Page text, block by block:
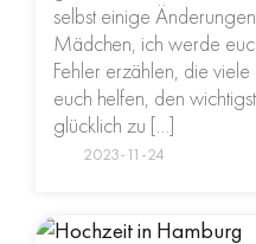
selbst einige
Mädchen, ich werde
Fehler erzählen, die
euch helfen, den
glücklich zu […]
2023-11-24